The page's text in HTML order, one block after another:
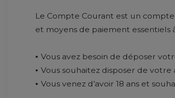
Le Compte Courant est un
et moyens de paiement essentiels
Vous avez besoin de déposer
Vous souhaitez disposer de
Vous venez d’avoir 18 ans et